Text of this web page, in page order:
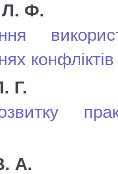
Л. Ф.
конфліктів
Г.
А.